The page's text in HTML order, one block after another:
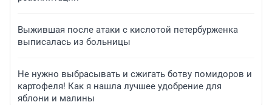
Выжившая после атаки с кислотой петербурженка
выписалась из больницы
Не нужно выбрасывать и сжигать ботву помидоров и
картофеля! Как я нашла лучшее удобрение для
яблони и малины